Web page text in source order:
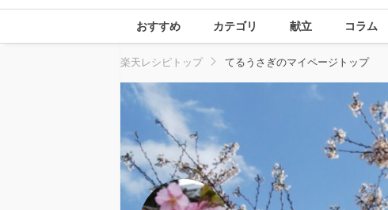
おすすめ カテゴリ 献立 コラム
楽天レシピトップ てるうさぎのマイページトップ